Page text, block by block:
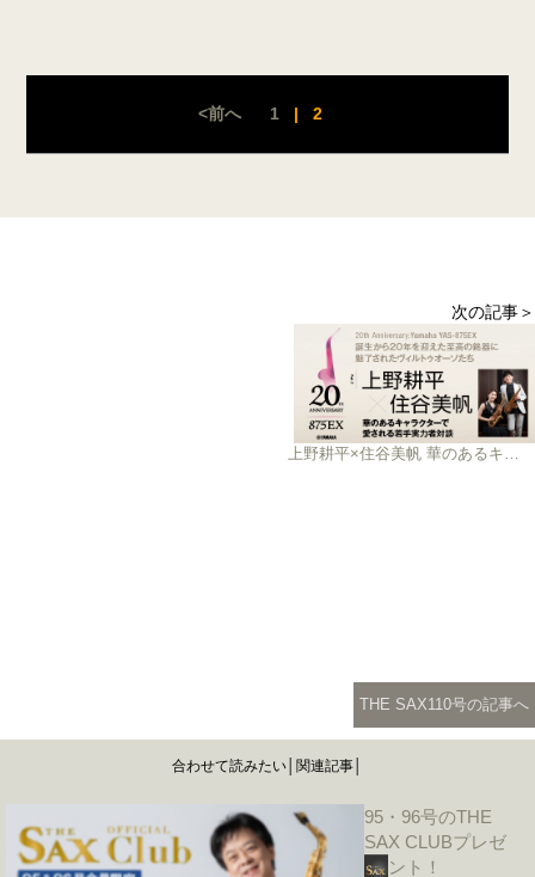
<前へ 1 | 2
次の記事＞
上野耕平×住谷美帆 華のあるキャラクターで愛される若手実力者対談
THE SAX110号の記事へ
合わせて読みたい│関連記事│
95・96号のTHE
SAX CLUBプレゼ
ント！